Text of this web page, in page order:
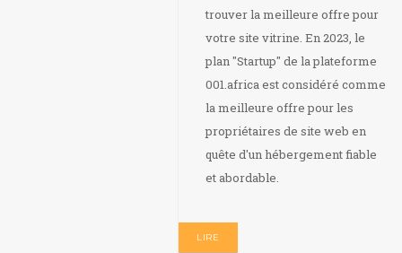
trouver la meilleure offre pour
votre site vitrine. En 2023, le
plan "Startup" de la plateforme
001.africa est considéré comme
la meilleure offre pour les
propriétaires de site web en
quête d'un hébergement fiable
et abordable.
LIRE